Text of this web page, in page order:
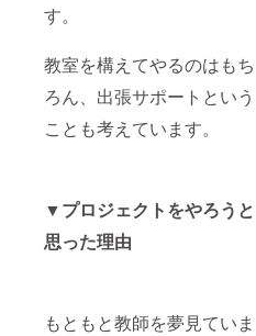
す。
教室を構えてやるのはもち
ろん、出張サポートという
ことも考えています。
▼プロジェクトをやろうと
思った理由
もともと教師を夢見ていま